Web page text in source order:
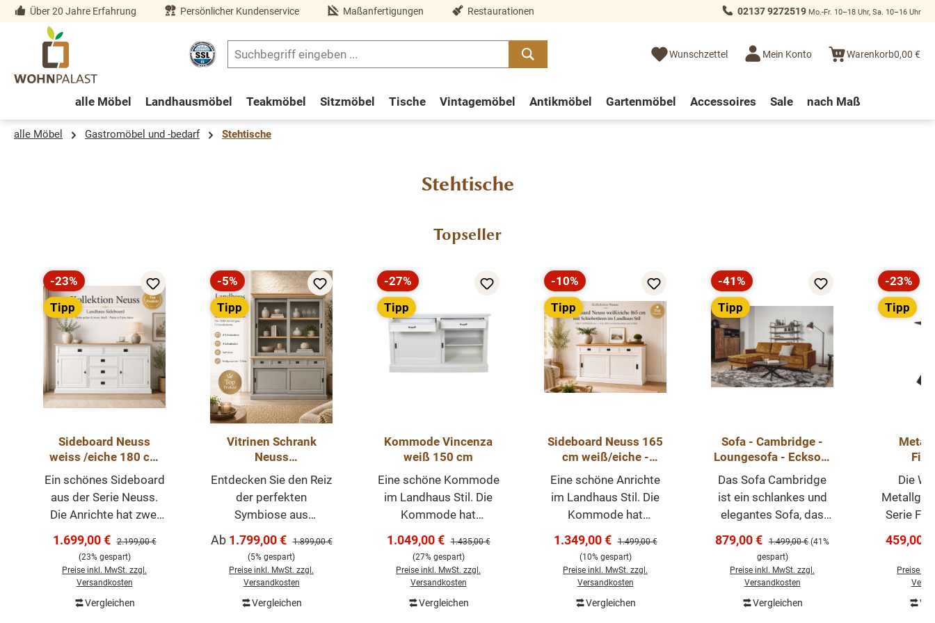
Zur Hauptnavigation springen
Über 20 Jahre Erfahrung Persönlicher Kundenservice Maßanfertigungen Restaurationen 02137 9272519 Mo.-Fr. 10–18 Uhr, Sa. 10–16 Uhr
Wunschzettel Mein Konto Warenkorb0,00 €
alle Möbel Landhausmöbel Teakmöbel Sitzmöbel Tische Vintagemöbel Antikmöbel Gartenmöbel Accessoires Sale nach Maß
alle Möbel Gastromöbel und -bedarf Stehtische
Stehtische
Topseller
Rabatt
-23%
Tipp
Sideboard Neuss
weiss /eiche 180 cm
mit Schiebetüren im
Landhaus Stil
Ein schönes Sideboard
aus der Serie Neuss.
Die Anrichte hat zwei
ist vielseitig nutzbar.
Mit fünf Schubladen.
Unsere Anrichte in 180
cm im angesagten
Verkaufspreis:
1.699,00 € Regulärer Preis:
2.199,00 €
(23% gespart)
Preise inkl. MwSt. zzgl.
Versandkosten
Vergleichen
In den Warenkorb
Rabatt
-5%
Tipp
Vitrinen Schrank
Neuss
zementgraueiche ab
120 cm -
Buffetschrank Größen
& Varianten wählbar
Entdecken Sie den Reiz
der perfekten
Symbiose aus
zeitgenössischen
Akzenten im
Vitrinenschrank Neuss.
Präsentieren und
Verkaufspreis:
Ab 1.799,00 € Regulärer Preis:
1.899,00 €
(5% gespart)
Preise inkl. MwSt. zzgl.
Versandkosten
Vergleichen
Rabatt
-27%
Tipp
Kommode Vincenza
weiß 150 cm
Eine schöne Kommode
im Landhaus Stil. Die
Kommode hat
Schiebetüren, ist
vielseitig nutzbar und
komplett weiß. Unsere
Kommode 150cm
Verkaufspreis:
1.049,00 € Regulärer Preis:
1.435,00 €
(27% gespart)
Preise inkl. MwSt. zzgl.
Versandkosten
Vergleichen
In den Warenkorb
Rabatt
-10%
Tipp
Sideboard Neuss 165
cm weiß/eiche -
Anrichte Landhaus
Kommode mit
Schiebetüren
Eine schöne Anrichte
im Landhaus Stil. Die
Kommode hat
Schiebetüren, ist
vielseitig nutzbar und
komplett weiß. Die
Arbeitsplatte ist in
Verkaufspreis:
1.349,00 € Regulärer Preis:
1.499,00 €
(10% gespart)
Preise inkl. MwSt. zzgl.
Versandkosten
Vergleichen
In den Warenkorb
Rabatt
-41%
Tipp
Sofa - Cambridge -
Loungesofa - Ecksofa
235cm in
verschiedenen Farben
- sofort lieferbar
Das Sofa Cambridge
ist ein schlankes und
elegantes Sofa, das
kleinere Räume eignet.
Dieses Sofa besteht
aus einem 3-Sitzer-
Sofa, einer Lounge und
Verkaufspreis:
879,00 € Regulärer Preis:
1.499,00 € (41%
gespart)
Preise inkl. MwSt. zzgl.
Versandkosten
Vergleichen
Rabatt
-23%
Tipp
Metall
Die
Serie
an. Die
aus
sind
459,00 €
Preise